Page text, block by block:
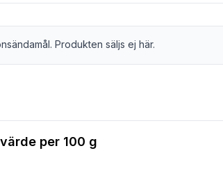
Produkten säljs ej här.
per 100 g